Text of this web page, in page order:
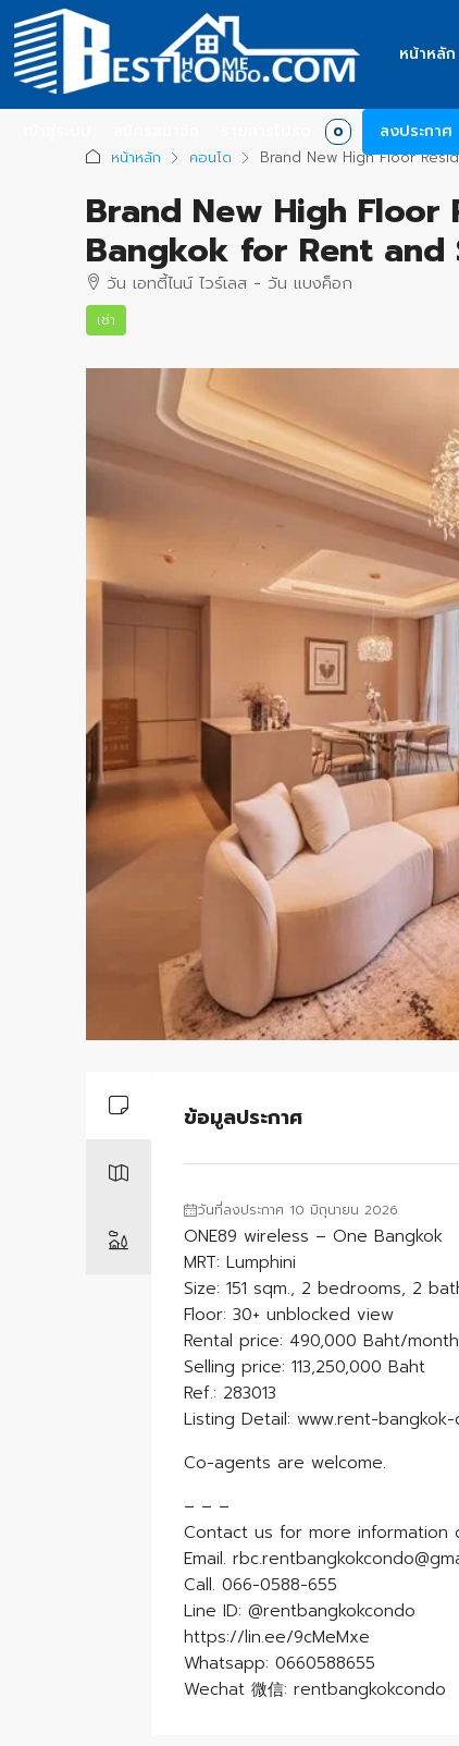
หน้าหลัก
0 ลงประกาศ
หน้าหลัก คอนโด Brand New High Floor
Brand New High Floor
Bangkok for Rent and
วัน เอทตี้ไนน์ ไวร์เลส - วัน แบงค็อก
เช่า
ข้อมูลประกาศ
วันที่ลงประกาศ 10 มิถุนายน 2026
ONE89 wireless – One Bangkok
MRT: Lumphini
Size: 151 sqm., 2 bedrooms, 2
Floor: 30+ unblocked view
Rental price: 490,000 Baht/
Selling price: 113,250,000 Baht
Ref.: 283013
Listing Detail: www.rent-
Co-agents are welcome.
– – –
Contact us for more information
Email.
Call. 066-0588-655
Line ID: @rentbangkokcondo
https://lin.ee/9cMeMxe
Whatsapp: 0660588655
Wechat 微信: rentbangkokcondo